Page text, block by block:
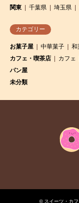
関東
千葉県 埼玉県
カテゴリー
お菓子屋 中華菓子 和
カフェ・喫茶店
カフェ
パン屋
未分類
© スイーツ・カ